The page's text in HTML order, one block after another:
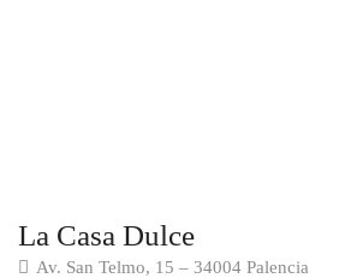
La Casa Dulce
Av. San Telmo, 15 – 34004 Palencia